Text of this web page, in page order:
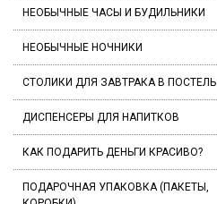
НЕОБЫЧНЫЕ ЧАСЫ И БУДИЛЬНИКИ
НЕОБЫЧНЫЕ НОЧНИКИ
СТОЛИКИ ДЛЯ ЗАВТРАКА В ПОСТЕЛЬ
ДИСПЕНСЕРЫ ДЛЯ НАПИТКОВ
КАК ПОДАРИТЬ ДЕНЬГИ КРАСИВО?
ПОДАРОЧНАЯ УПАКОВКА (ПАКЕТЫ,